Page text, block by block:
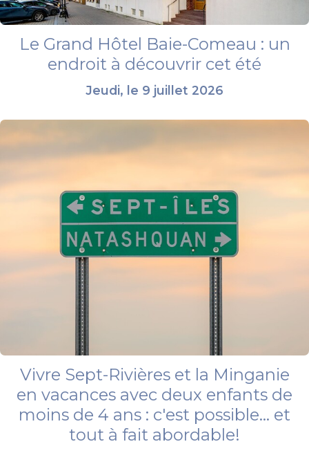
Le Grand Hôtel Baie-Comeau : un
endroit à découvrir cet été
Jeudi, le 9 juillet 2026
Vivre Sept-Rivières et la Minganie
en vacances avec deux enfants de
moins de 4 ans : c'est possible... et
tout à fait abordable!